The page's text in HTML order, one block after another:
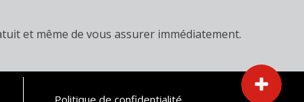
et même de vous assurer immédiatement.